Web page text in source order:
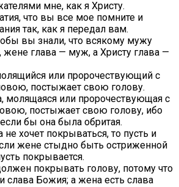
мне, как я Христу.
что вы все мое помните и
так, как я передал вам.
вы знали, что всякому мужу
жене глава — муж, а Христу глава —
или пророчествующий с
постыжает свою голову.
молящаяся или пророчествующая с
постыжает свою голову, ибо
бы она была обритая.
хочет покрываться, то пусть и
жене стыдно быть остриженной
покрывается.
покрывать голову, потому что
слава Божия; а жена есть слава